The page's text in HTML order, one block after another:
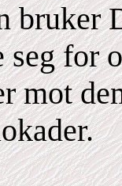
for
mot